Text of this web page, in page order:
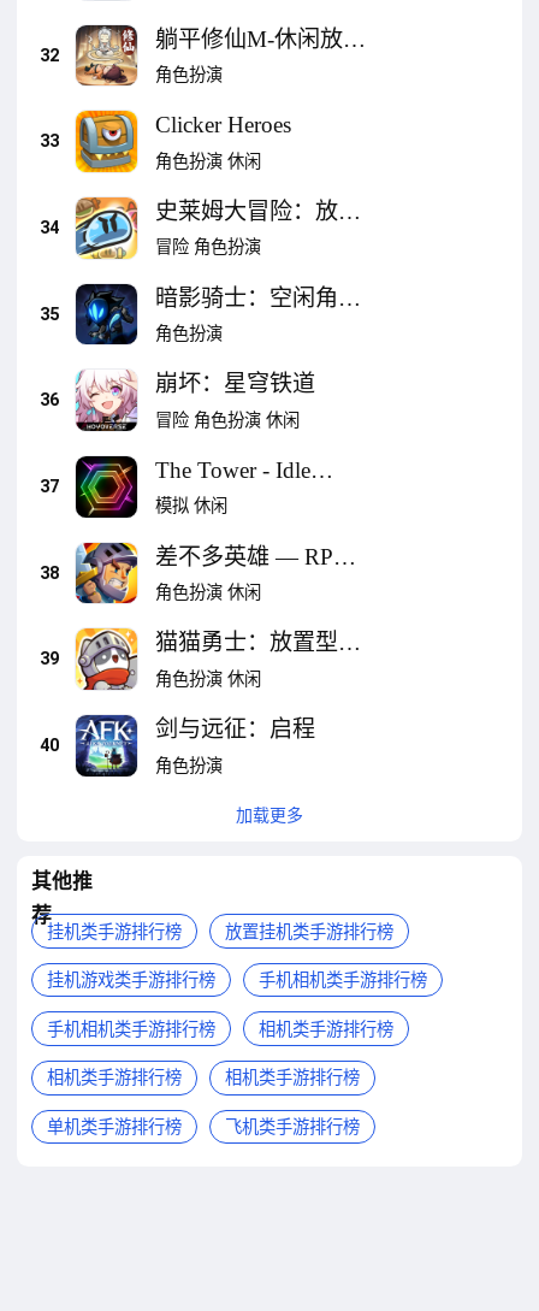
32
躺平修仙M-休闲放置
修真问道 仙侠世界动
角色扮演
33
Clicker Heroes
角色扮演 休闲
34
史莱姆大冒险：放置
类RPG
冒险 角色扮演
35
暗影骑士：空闲角色
扮演游戏
角色扮演
36
崩坏：星穹铁道
冒险 角色扮演 休闲
37
The Tower - Idle
Tower Defense
模拟 休闲
38
差不多英雄 — RPG
— Almost a Hero
角色扮演 休闲
39
猫猫勇士：放置型
RPG
角色扮演 休闲
40
剑与远征：启程
角色扮演
加载更多
其他推
荐
挂机类手游排行榜 放置挂机类手游排行榜
挂机游戏类手游排行榜 手机相机类手游排行榜
手机相机类手游排行榜 相机类手游排行榜
相机类手游排行榜 相机类手游排行榜
单机类手游排行榜 飞机类手游排行榜